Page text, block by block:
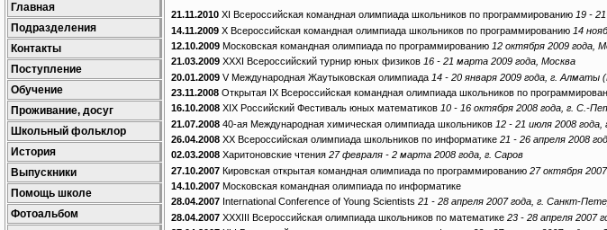
Главная
Подразделения
Контакты
Поступление
Обучение
Проживание, досуг
Школьный фольклор
История
Выпускники
Помощь школе
Фотоальбом
21.11.2010 XI Всероссийская командная олимпиада школьников по программированию 19 -
14.11.2009 X Всероссийская командная олимпиада школьников по программированию 14
12.10.2009 Московская командная олимпиада по программированию 12 октября 2009 года,
21.03.2009 XXXI Всероссийский турнир юных физиков 16 - 21 марта 2009 года, Москва
20.01.2009 V Международная Жаутыковская олимпиада 14 - 20 января 2009 года, г. Алматы
23.11.2008 Открытая IX Всероссийская командная олимпиада школьников по
16.10.2008 XIX Российский Фестиваль юных математиков 10 - 16 октября 2008 года, г. С.-
21.07.2008 40-ая Международная химическая олимпиада школьников 12 - 21 июля 2008
26.04.2008 XX Всероссийская олимпиада школьников по информатике 21 - 26 апреля 2008
02.03.2008 Харитоновские чтения 27 февраля - 2 марта 2008 года, г. Саров
27.10.2007 Кировская открытая командная олимпиада по программированию 27 октября
14.10.2007 Московская командная олимпиада по информатике
28.04.2007 International Conference of Young Scientists 21 - 28 апреля 2007 года, г. Санкт-
28.04.2007 XXXIII Всероссийская олимпиада школьников по математике 23 - 28 апреля 2007